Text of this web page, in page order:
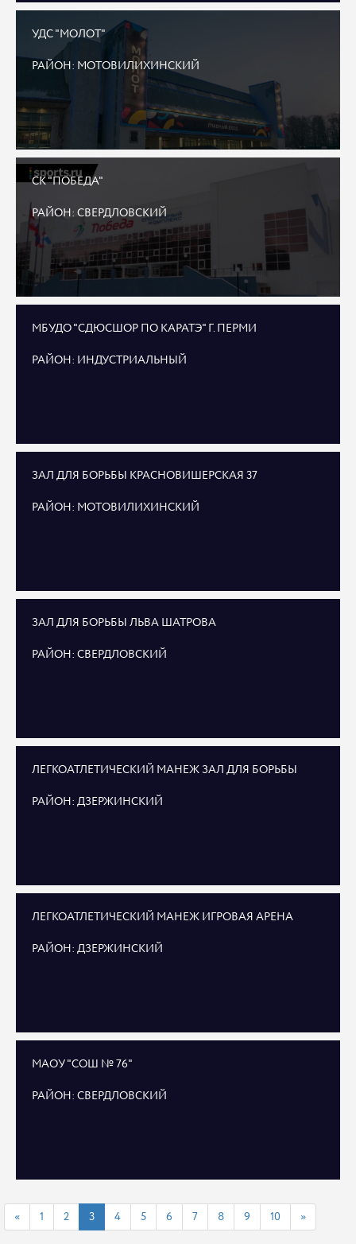
УДС "МОЛОТ"
РАЙОН: МОТОВИЛИХИНСКИЙ
СК "ПОБЕДА"
РАЙОН: СВЕРДЛОВСКИЙ
МБУДО "СДЮСШОР ПО КАРАТЭ" Г. ПЕРМИ
РАЙОН: ИНДУСТРИАЛЬНЫЙ
ЗАЛ ДЛЯ БОРЬБЫ КРАСНОВИШЕРСКАЯ 37
РАЙОН: МОТОВИЛИХИНСКИЙ
ЗАЛ ДЛЯ БОРЬБЫ ЛЬВА ШАТРОВА
РАЙОН: СВЕРДЛОВСКИЙ
ЛЕГКОАТЛЕТИЧЕСКИЙ МАНЕЖ ЗАЛ ДЛЯ БОРЬБЫ
РАЙОН: ДЗЕРЖИНСКИЙ
ЛЕГКОАТЛЕТИЧЕСКИЙ МАНЕЖ ИГРОВАЯ АРЕНА
РАЙОН: ДЗЕРЖИНСКИЙ
МАОУ "СОШ № 76"
РАЙОН: СВЕРДЛОВСКИЙ
« 1 2 3 4 5 6 7 8 9 10 »